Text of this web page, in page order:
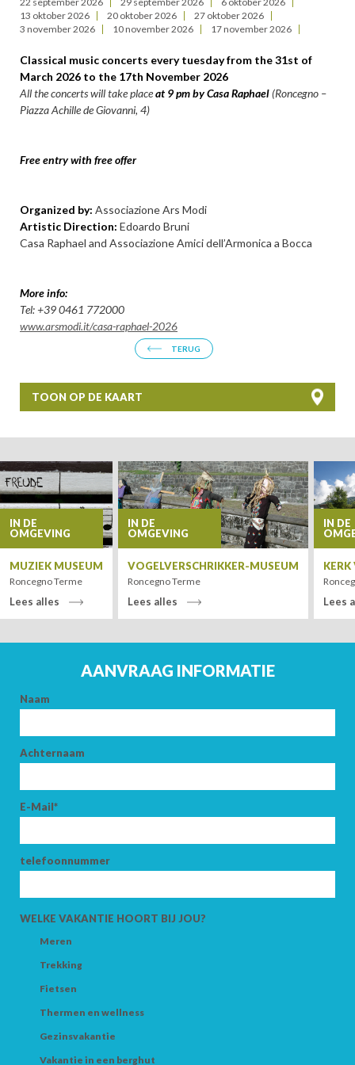
AANKOMST
13 oktober 2026
20 oktober 2026
27 oktober 2026
3 november 2026
10 november 2026 17 november 2026
Classical music concerts every tuesday from the 31st of
March 2026 to the 17th November 2026
All the concerts will take placeat 9 pmby Casa Raphael(Roncegno –
Piazza Achille de Giovanni, 4)
Free entry with free offer
Organized by: Associazione Ars Modi
Artistic Direction: Edoardo Bruni
Casa Raphael and Associazione Amici dell’Armonica a Bocca
More info:
Tel: +39 0461 772000
www.arsmodi.it/casa-raphael-2026
TERUG
TOON OP DE KAART
+
−
Leaflet| Tiles ©MapQuest
IN DE
OMGEVING
MUZIEK MUSEUM
Roncegno Terme
Lees alles
IN DE
OMGEVING
VOGELVERSCHRIKKER-MUSEUM
Roncegno Terme
Lees alles
IN DE
Lees
AANVRAAG INFORMATIE
Naam
Achternaam
E-Mail*
telefoonnummer
WELKE VAKANTIE HOORT BIJ JOU?
Meren
Trekking
Fietsen
Thermen en wellness
Gezinsvakantie
Vakantie in een berghut